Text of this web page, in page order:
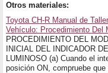
Otros materiales:
Toyota CH-R Manual de
Vehículo: Procedimiento Del
PROCEDIMIENTO DEL
INICIAL DEL INDICADOR
LUMINOSO (a) Cuando el
posición ON, compruebe